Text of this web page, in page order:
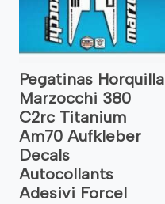
Pegatinas Horquilla
Marzocchi 380
C2rc Titanium
Am70 Aufkleber
Decals
Autocollants
Adesivi Forcel